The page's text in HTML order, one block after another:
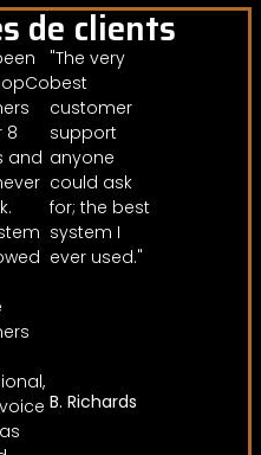
de clients
8
and
"The very
best
customer
support
anyone
could ask
for; the best
system I
ever used."
B. Richards